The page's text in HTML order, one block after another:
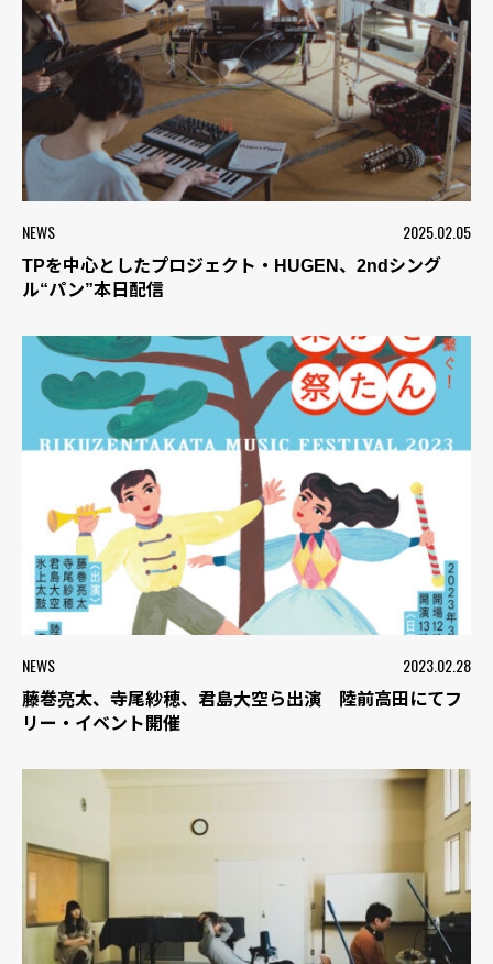
NEWS 2025.02.05
TPを中心としたプロジェクト・HUGEN、2ndシング
ル“パン”本日配信
NEWS 2023.02.28
藤巻亮太、寺尾紗穂、君島大空ら出演 陸前高田にてフ
リー・イベント開催